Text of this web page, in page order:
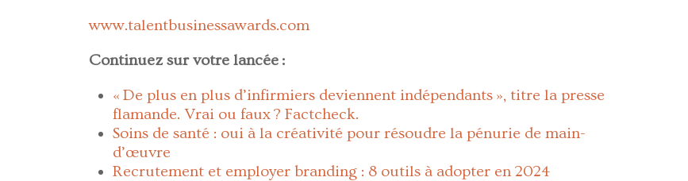
​www.talentbusinessawards.com
Continuez sur votre lancée :
« De plus en plus d’infirmiers deviennent indépendants », titre la presse
flamande. Vrai ou faux ? Factcheck.
Soins de santé : oui à la créativité pour résoudre la pénurie de main-
d’œuvre
Recrutement et employer branding : 8 outils à adopter en 2024